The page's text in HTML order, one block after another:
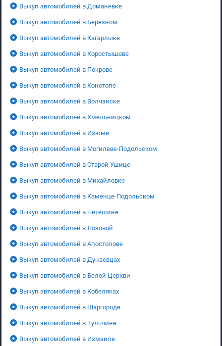
Выкуп автомобилей в Доманевке
Выкуп автомобилей в Березном
Выкуп автомобилей в Кагарлыке
Выкуп автомобилей в Коростышеве
Выкуп автомобилей в Покрове
Выкуп автомобилей в Конотопе
Выкуп автомобилей в Волчанске
Выкуп автомобилей в Хмельницком
Выкуп автомобилей в Изюме
Выкуп автомобилей в Могилеве-Подольском
Выкуп автомобилей в Старой Ушице
Выкуп автомобилей в Михайловке
Выкуп автомобилей в Каменце-Подольском
Выкуп автомобилей в Нетешине
Выкуп автомобилей в Лозовой
Выкуп автомобилей в Апостолове
Выкуп автомобилей в Дунаевцах
Выкуп автомобилей в Белой Церкви
Выкуп автомобилей в Кобеляках
Выкуп автомобилей в Шаргороде
Выкуп автомобилей в Тульчине
Выкуп автомобилей в Измаиле